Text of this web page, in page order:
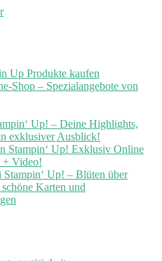
Up Produkte kaufen
Shop – Spezialangebote von
Up! – Deine Highlights,
exklusiver Ausblick!
Stampin‘ Up! Exklusiv Online
+ Video!
Stampin‘ Up! – Blüten über
Karten und